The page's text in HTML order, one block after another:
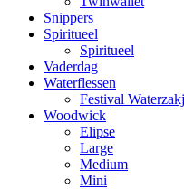
Snippers
Spiritueel
Spiritueel
Vaderdag
Waterflessen
Festival
Woodwick
Elipse
Large
Medium
Mini